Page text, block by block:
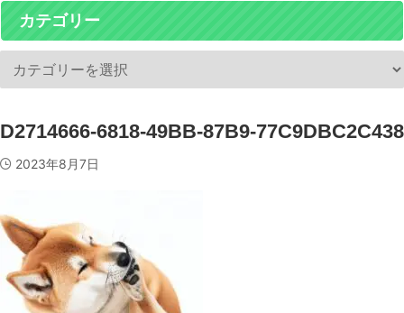
カテゴリー
D2714666-6818-49BB-87B9-77C9DBC2C438
2023年8月7日